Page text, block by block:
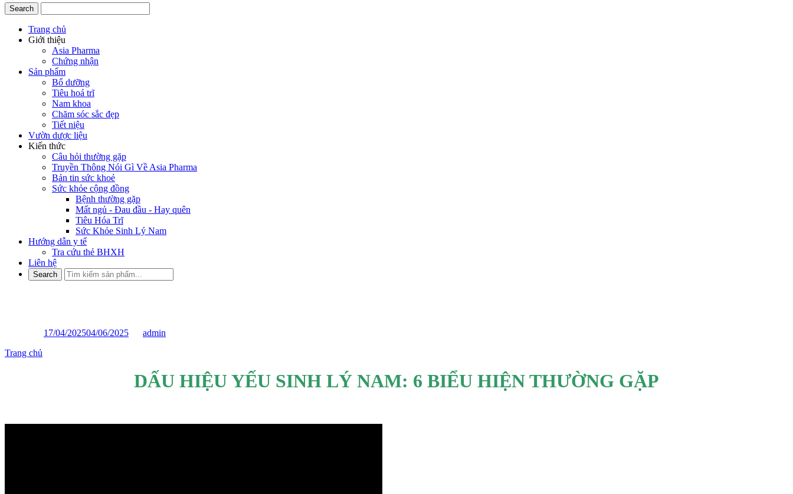
Trang chủ
Giới thiệu
Asia Pharma
Chứng nhận
Sản phẩm
Bổ dưỡng
Tiêu hoá trĩ
Nam khoa
Chăm sóc sắc đẹp
Tiết niệu
Vườn dược liệu
Kiến thức
Câu hỏi thường gặp
Truyền Thông Nói Gì Về Asia Pharma
Bản tin sức khoẻ
Sức khỏe cộng đồng
Bệnh thường gặp
Mất ngủ - Đau đầu - Hay quên
Tiêu Hóa Trĩ
Sức Khỏe Sinh Lý Nam
Hướng dẫn y tế
Tra cứu thẻ BHXH
Liên hệ
17/04/202504/06/2025
admin
Trang chủ
DẤU HIỆU YẾU SINH LÝ NAM: 6 BIỂU HIỆN THƯỜNG GẶP